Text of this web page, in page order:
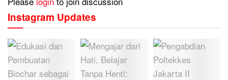
Instagram Updates